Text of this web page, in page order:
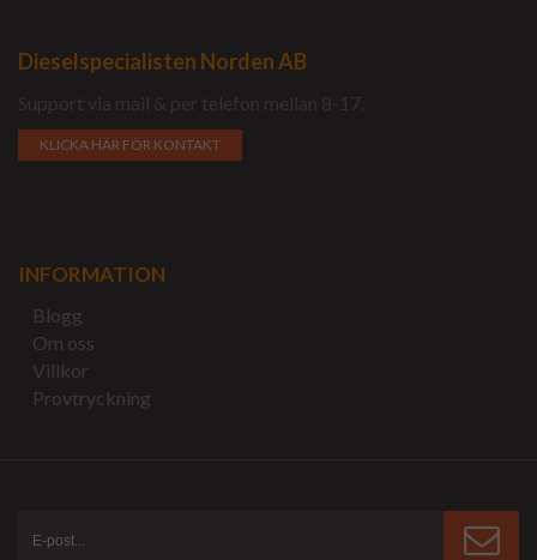
Dieselspecialisten Norden AB
Support via mail & per telefon mellan 8-17.
KLICKA HÄR FÖR KONTAKT
INFORMATION
Blogg
Om oss
Villkor
Provtryckning